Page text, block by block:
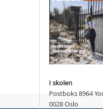
I skolen
Postboks 8964
0028 Oslo